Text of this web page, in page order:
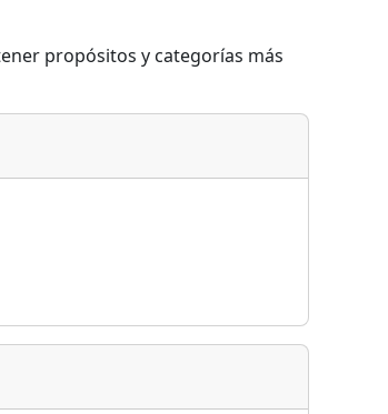
propósitos y categorías más